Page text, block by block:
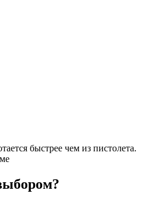
быстрее чем из пистолета.